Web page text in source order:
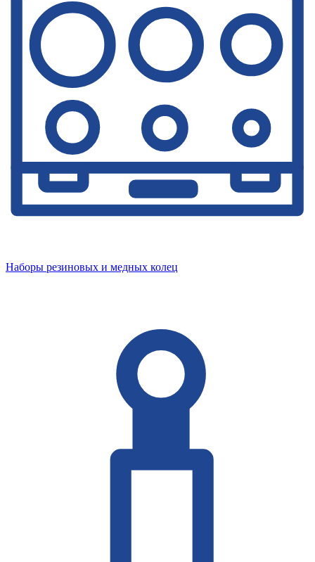
Наборы резиновых и медных колец